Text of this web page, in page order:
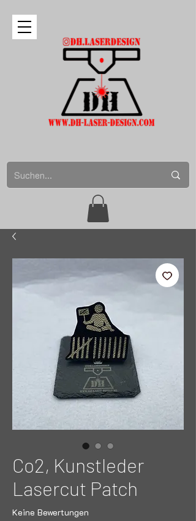
Co2, Kunstleder
Lasercut Patch
Keine Bewertungen